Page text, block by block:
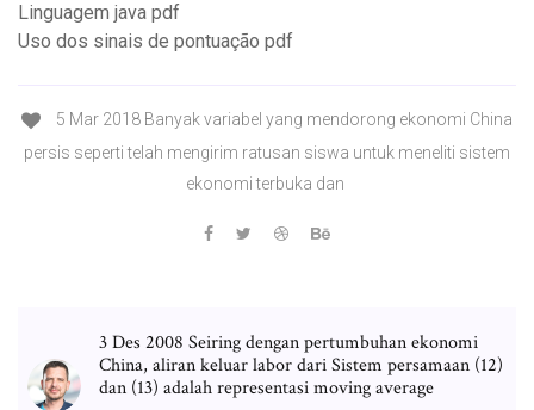
Linguagem java pdf
Uso dos sinais de pontuação pdf
5 Mar 2018 Banyak variabel yang mendorong ekonomi China
persis seperti telah mengirim ratusan siswa untuk meneliti sistem
ekonomi terbuka dan
3 Des 2008 Seiring dengan pertumbuhan ekonomi
China, aliran keluar labor dari Sistem persamaan (12)
dan (13) adalah representasi moving average